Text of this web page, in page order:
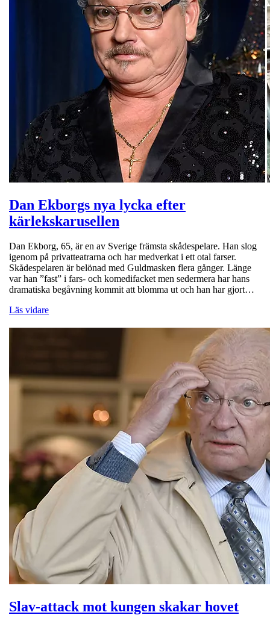
Dan Ekborgs nya lycka efter
kärlekskarusellen
Dan Ekborg, 65, är en av Sverige främsta skådespelare. Han slog
igenom på privatteatrarna och har medverkat i ett otal farser.
Skådespelaren är belönad med Guldmasken flera gånger. Länge
var han ”fast” i fars- och komedifacket men sedermera har hans
dramatiska begåvning kommit att blomma ut och han har gjort…
Läs vidare
Slav-attack mot kungen skakar hovet